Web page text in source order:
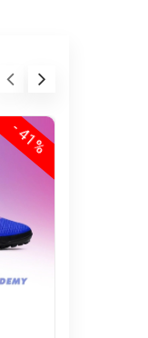
- 41%